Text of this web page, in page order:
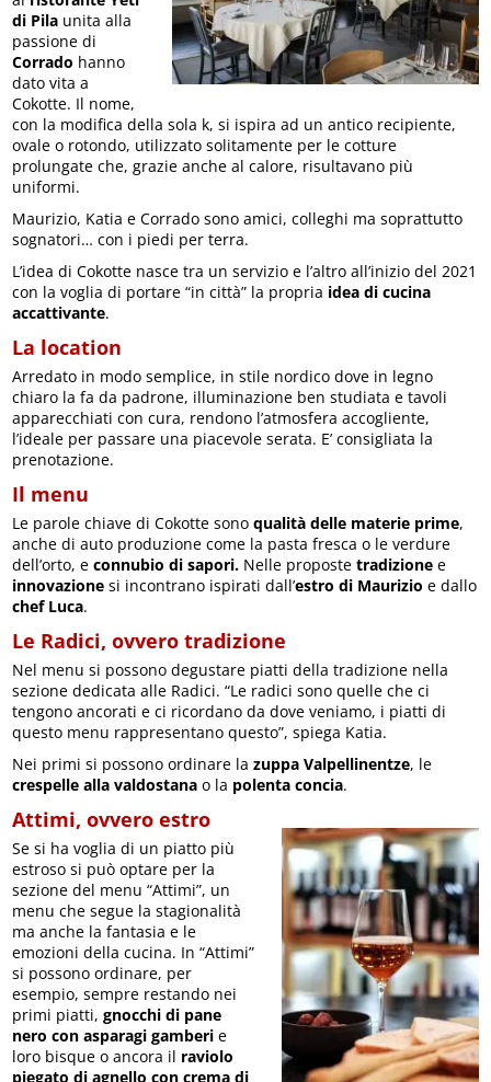
di Pila unita alla
passione di
Corrado hanno
dato vita a
Cokotte. Il nome,
con la modifica della sola k, si ispira ad un antico recipiente,
ovale o rotondo, utilizzato solitamente per le cotture
prolungate che, grazie anche al calore, risultavano più
uniformi.
Maurizio, Katia e Corrado sono amici, colleghi ma soprattutto
sognatori… con i piedi per terra.
L’idea di Cokotte nasce tra un servizio e l’altro all’inizio del 2021
con la voglia di portare “in città” la propria idea di cucina
accattivante.
La location
Arredato in modo semplice, in stile nordico dove in legno
chiaro la fa da padrone, illuminazione ben studiata e tavoli
apparecchiati con cura, rendono l’atmosfera accogliente,
l’ideale per passare una piacevole serata. E’ consigliata la
prenotazione.
Il menu
Le parole chiave di Cokotte sonoqualità delle materie prime,
anche di auto produzione come la pasta fresca o le verdure
dell’orto, econnubio di sapori. Nelle propostetradizione e
innovazione si incontrano ispirati dall’estro di Maurizio e dallo
chef Luca.
Le Radici, ovvero tradizione
Nel menu si possono degustare piatti della tradizione nella
sezione dedicata alle Radici. “Le radici sono quelle che ci
tengono ancorati e ci ricordano da dove veniamo, i piatti di
questo menu rappresentano questo”, spiega Katia.
Nei primi si possono ordinare la zuppa Valpellinentze, le
crespelle alla valdostana o la polenta concia.
Attimi, ovvero estro
Se si ha voglia di un piatto più
estroso si può optare per la
sezione del menu “Attimi”, un
menu che segue la stagionalità
ma anche la fantasia e le
emozioni della cucina. In “Attimi”
si possono ordinare, per
esempio, sempre restando nei
primi piatti,gnocchi di pane
nero con asparagi gamberi e
loro bisque o ancora il raviolo
piegato di agnello con crema di